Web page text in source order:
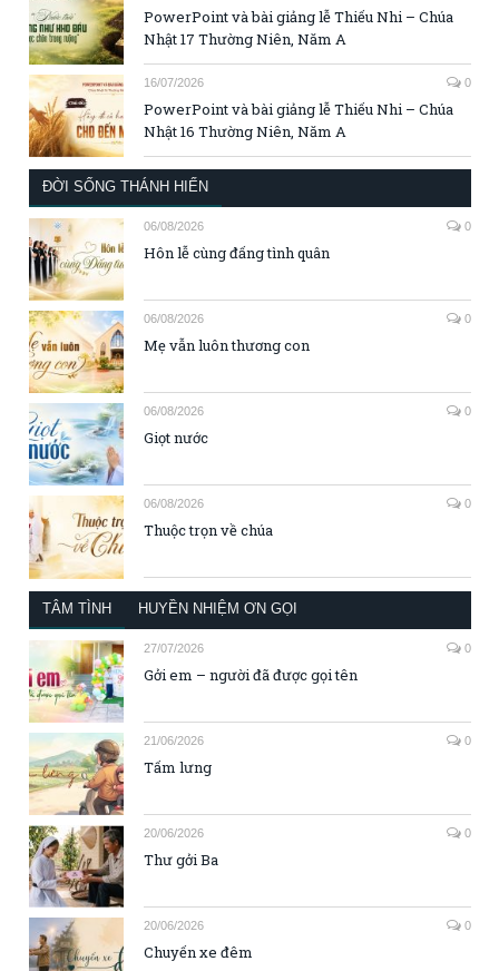
PowerPoint và bài giảng lễ Thiếu Nhi – Chúa
Nhật 17 Thường Niên, Năm A
16/07/2026 0
PowerPoint và bài giảng lễ Thiếu Nhi – Chúa
Nhật 16 Thường Niên, Năm A
ĐỜI SỐNG THÁNH HIẾN
06/08/2026 0
Hôn lễ cùng đấng tình quân
06/08/2026 0
Mẹ vẫn luôn thương con
06/08/2026 0
Giọt nước
06/08/2026 0
Thuộc trọn về chúa
TÂM TÌNH HUYỀN NHIỆM ƠN GỌI
27/07/2026 0
Gởi em – người đã được gọi tên
21/06/2026 0
Tấm lưng
20/06/2026 0
Thư gởi Ba
20/06/2026 0
Chuyến xe đêm